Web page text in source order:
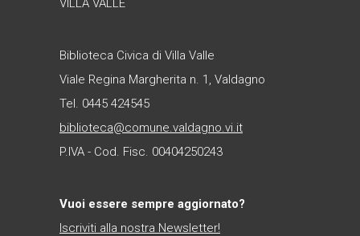
Biblioteca Civica di Villa Valle
Viale Regina Margherita n. 1, Valdagno
Tel. 0445 424545
biblioteca@comune.valdagno.vi.it
P.IVA - Cod. Fisc. 00404250243
Vuoi essere sempre aggiornato?
Iscriviti alla nostra Newsletter!